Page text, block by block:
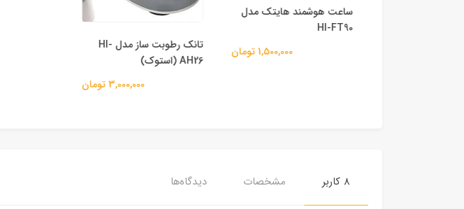
ساعت هوشمند هایتک مدل
HI-FT90
1,500,000 تومان
تانک رطوبت ساز مدل HI-
AH26 (استوک)
3,000,000 تومان
8 کاربر مشخصات دیدگاه‌ها